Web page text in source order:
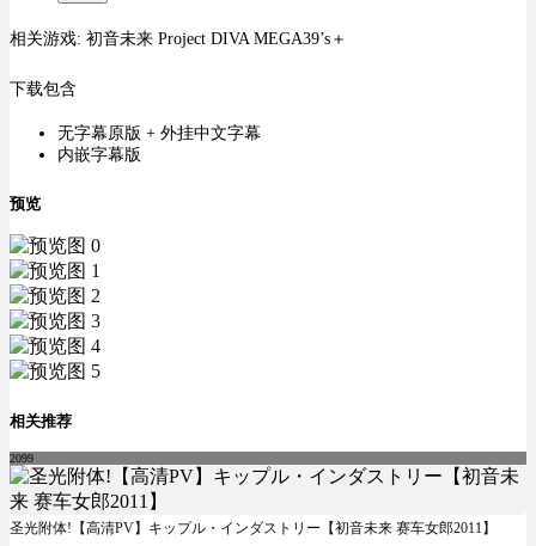
相关游戏: 初音未来 Project DIVA MEGA39’s＋
下载包含
无字幕原版 + 外挂中文字幕
内嵌字幕版
预览
相关推荐
2099
圣光附体!【高清PV】キップル・インダストリー【初音未来 赛车女郎2011】